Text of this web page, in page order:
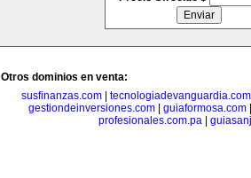
Otros dominios en venta:
susfinanzas.com| tecnologiadevanguardia.com
gestiondeinversiones.com| guiaformosa.com
profesionales.com.pa